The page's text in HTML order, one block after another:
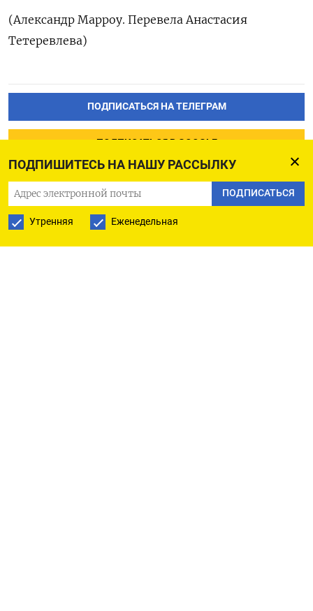
ПОДПИШИТЕСЬ НА НАШУ РАССЫЛКУ
ПОДПИСАТЬСЯ
Утренняя Еженедельная
(Александр Марроу. Перевела Анастасия
Тетеревлева)
ПОДПИСАТЬСЯ НА ТЕЛЕГРАМ
ПОДПИСАТЬСЯ В GOOGLE